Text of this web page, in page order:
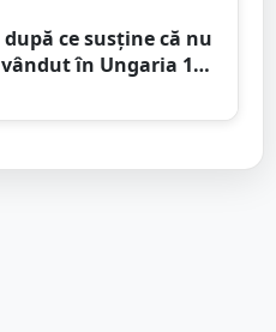
ce susține că nu
în Ungaria 120
de 7.000 de euro